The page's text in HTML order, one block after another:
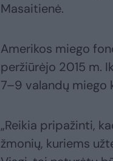
Masaitienė.
Amerikos miego
peržiūrėjo 2015 m.
7–9 valandų miego
„Reikia pripažinti,
žmonių, kuriems